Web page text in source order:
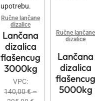
Ručne lančane
dizalice
Lančana
dizalica
flašencug
3000kg
VPC:
140,00€–
Ručne lančane
dizalice
Lančana
dizalica
flašencug
5000kg